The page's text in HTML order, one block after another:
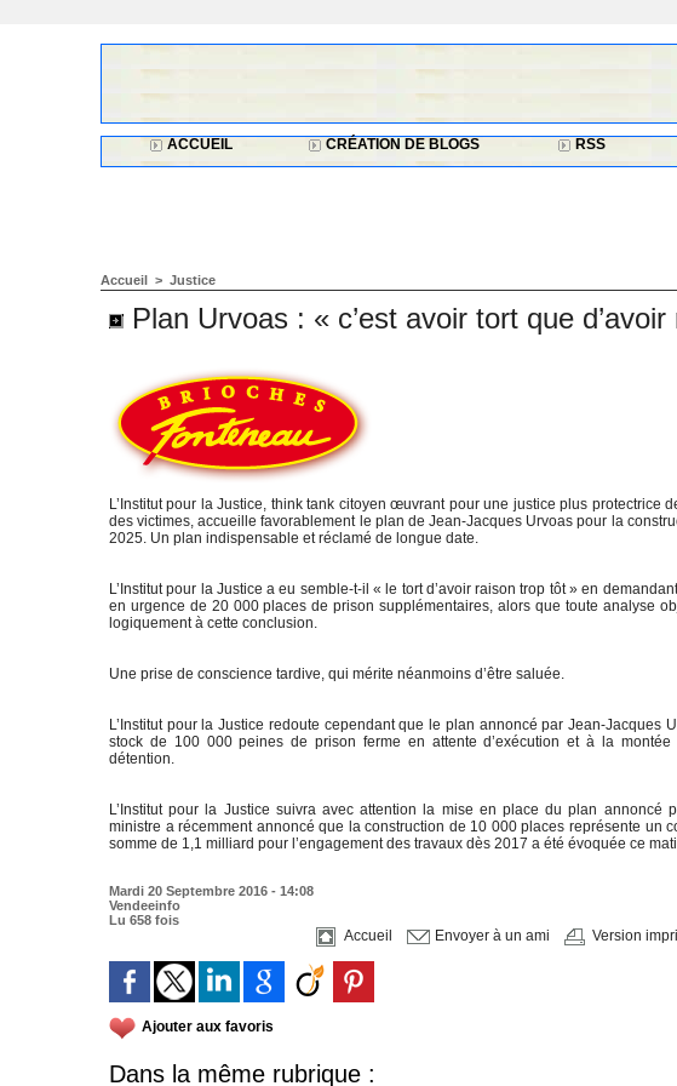
ACCUEIL CRÉATION DE BLOGS RSS
Accueil > Justice
Plan Urvoas : « c’est avoir tort que
L’Institut pour la Justice, think tank citoyen œuvrant pour une justice plus protectrice
des victimes, accueille favorablement le plan de Jean-Jacques Urvoas pour la
2025. Un plan indispensable et réclamé de longue date.
L’Institut pour la Justice a eu semble-t-il « le tort d’avoir raison trop tôt » en
en urgence de 20 000 places de prison supplémentaires, alors que toute analyse
logiquement à cette conclusion.
Une prise de conscience tardive, qui mérite néanmoins d’être saluée.
L’Institut pour la Justice redoute cependant que le plan annoncé par Jean-Jacques
stock de 100 000 peines de prison ferme en attente d’exécution et à la
détention.
L’Institut pour la Justice suivra avec attention la mise en place du plan annoncé
ministre a récemment annoncé que la construction de 10 000 places représente un
somme de 1,1 milliard pour l’engagement des travaux dès 2017 a été évoquée ce
Mardi 20 Septembre 2016 - 14:08
Vendeeinfo
Lu 658 fois
Accueil Envoyer à un ami Version
Ajouter aux favoris
Dans la même rubrique :